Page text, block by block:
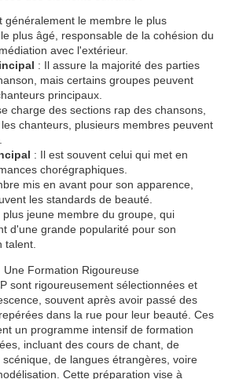
généralement le membre le plus
plus âgé, responsable de la cohésion du
avec l'extérieur.
: Il assure la majorité des parties
mais certains groupes peuvent
principaux.
charge des sections rap des chansons,
chanteurs, plusieurs membres peuvent
: Il est souvent celui qui met en
chorégraphiques.
mis en avant pour son apparence,
les standards de beauté.
plus jeune membre du groupe, qui
d'une grande popularité pour son
talent.
Formation Rigoureuse
sont rigoureusement sélectionnées et
souvent après avoir passé des
dans la rue pour leur beauté. Ces
un programme intensif de formation
incluant des cours de chant, de
scénique, de langues étrangères, voire
Cette préparation vise à